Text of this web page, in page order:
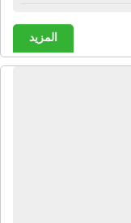
المزيد